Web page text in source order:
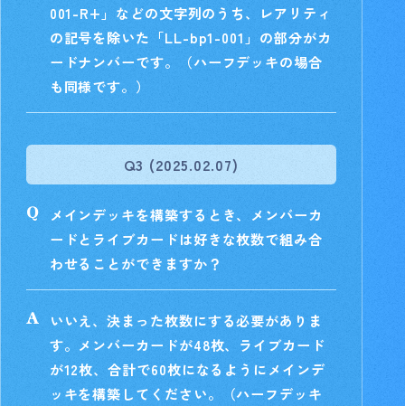
001-R+」などの文字列のうち、レアリティ
の記号を除いた「LL-bp1-001」の部分がカ
ードナンバーです。（ハーフデッキの場合
も同様です。）
Q3 (2025.02.07)
メインデッキを構築するとき、メンバーカ
ードとライブカードは好きな枚数で組み合
わせることができますか？
いいえ、決まった枚数にする必要がありま
す。メンバーカードが48枚、ライブカード
が12枚、合計で60枚になるようにメインデ
ッキを構築してください。（ハーフデッキ